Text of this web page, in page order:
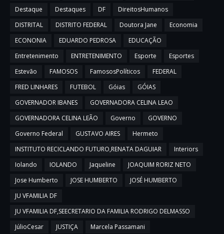
Destaque
Destaques DF
DireitosHumanos
DISTRITAL
DISTRITO FEDERAL Doutora Jane
Economia
ECONONIA
EDUARDO PEDROSA
EDUCAÇÃO
Entretenimento
ENTRETENIMENTO Esporte
Esportes
Estevão
FAMOSOS FamososPolíticos
FEDERAL
FRED LINHARES
FUTEBOL Góias
GÓIAS
GOVERNADOR IBANES
GOVERNADORA CELINA LEAO
GOVERNADORA CELINA LEÃO
Governo
GOVERNO
Governo Federal
GUSTAVO AIRES
Hermeto
INSTITUTO RECICLANDO FUTURO,RENATA DAGUIAR
Interiors
Iolando
IOLANDO Jaqueline
JOAQUIM RORIZ NETO
Jose Humberto
JOSE HUMBERTO
JOSÉ HUMBERTO
JU VFAMILIA DF
JU VFAMILIA DF,SEECRETARIO DA FAMILIA RODRIGO DELMASSO
JúlioCesar
JUSTIÇA
Marcela Passamani